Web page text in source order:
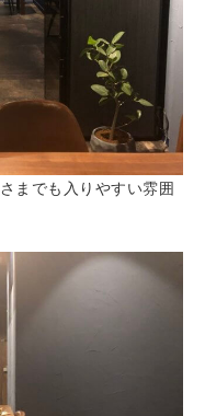
までも入りやすい雰囲